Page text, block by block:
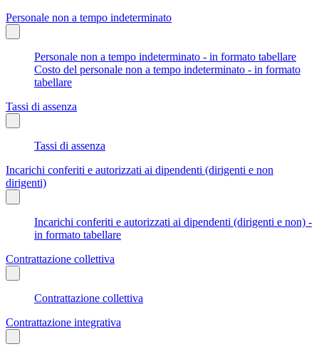
Personale non a tempo indeterminato
Personale non a tempo indeterminato - in formato tabellare
Costo del personale non a tempo indeterminato - in formato
tabellare
Tassi di assenza
Tassi di assenza
Incarichi conferiti e autorizzati ai dipendenti (dirigenti e non
dirigenti)
Incarichi conferiti e autorizzati ai dipendenti (dirigenti e non) -
in formato tabellare
Contrattazione collettiva
Contrattazione collettiva
Contrattazione integrativa